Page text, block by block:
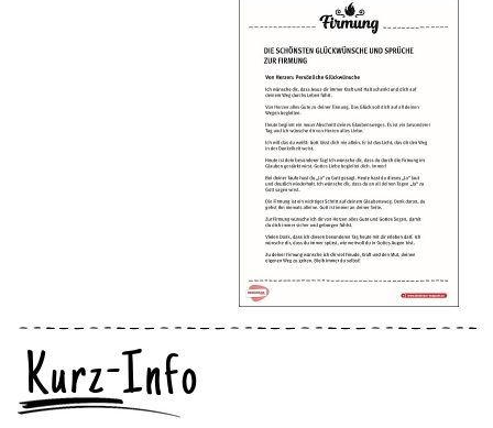
Kurz-Info